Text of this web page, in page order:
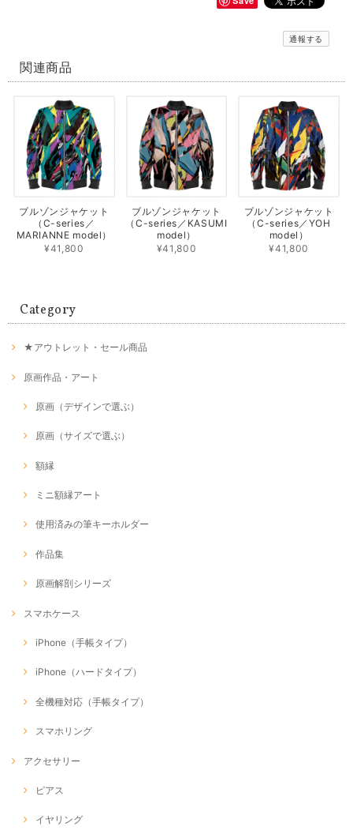
通報する
関連商品
ブルゾンジャケット
（C-series／
MARIANNE model）
¥41,800
ブルゾンジャケット
（C-series／KASUMI
model）
¥41,800
ブルゾンジャケット
（C-series／YOH
model）
¥41,800
Category
★アウトレット・セール商品
原画作品・アート
原画（デザインで選ぶ）
原画（サイズで選ぶ）
額縁
ミニ額縁アート
使用済みの筆キーホルダー
作品集
原画解剖シリーズ
スマホケース
iPhone（手帳タイプ）
iPhone（ハードタイプ）
全機種対応（手帳タイプ）
スマホリング
アクセサリー
ピアス
イヤリング